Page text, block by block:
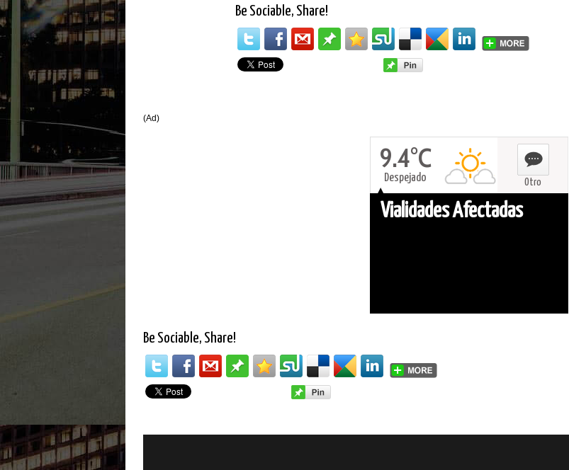
Be Sociable, Share!
(Ad)
9.4°C
Despejado Otro
Vialidades Afectadas
Be Sociable, Share!